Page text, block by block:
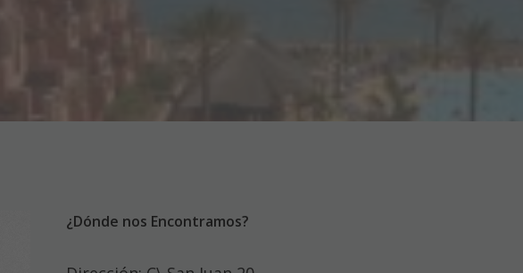
¿Dónde nos Encontramos?